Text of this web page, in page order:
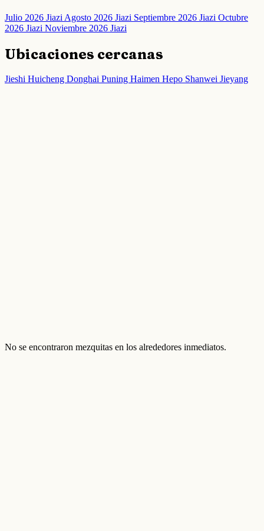
Julio 2026 Jiazi Agosto 2026 Jiazi Septiembre 2026 Jiazi Octubre
2026 Jiazi Noviembre 2026 Jiazi
Ubicaciones cercanas
Jieshi Huicheng Donghai Puning Haimen Hepo Shanwei Jieyang
No se encontraron mezquitas en los alrededores inmediatos.